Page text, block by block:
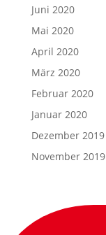
Juni 2020
Mai 2020
April 2020
März 2020
Februar 2020
Januar 2020
Dezember 2019
November 2019